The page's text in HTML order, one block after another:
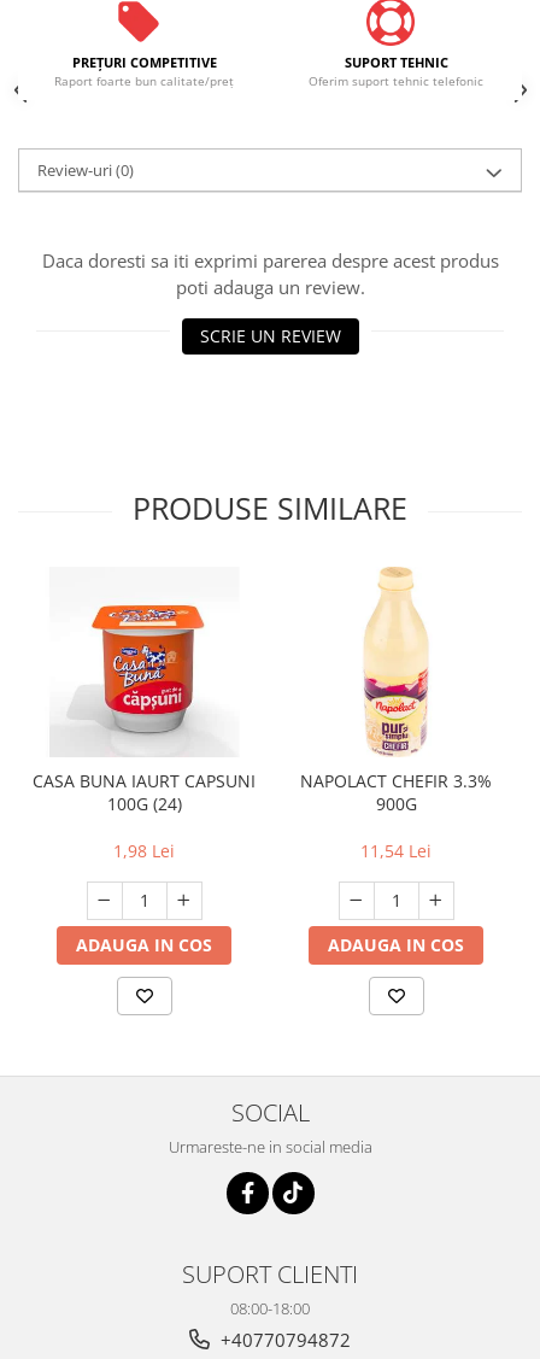
PREŢURI COMPETITIVE
Raport foarte bun calitate/preţ
SUPORT TEHNIC
Oferim suport tehnic telefonic
Review-uri(0)
Daca doresti sa iti exprimi parerea despre acest produs
poti adauga un review.
SCRIE UN REVIEW
PRODUSE SIMILARE
CASA BUNA IAURT CAPSUNI
100G (24)
1,98 Lei
ADAUGA IN COS
NAPOLACT CHEFIR 3.3%
900G
11,54 Lei
ADAUGA IN COS
SOCIAL
Urmareste-ne in social media
SUPORT CLIENTI
08:00-18:00
+40770794872